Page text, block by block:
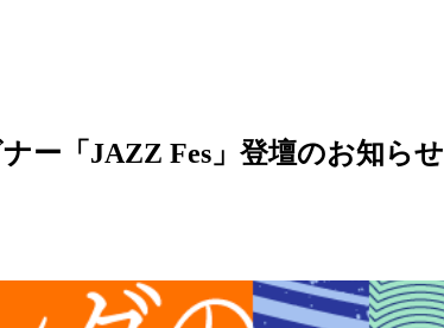
ー「JAZZ Fes」登壇のお知らせ